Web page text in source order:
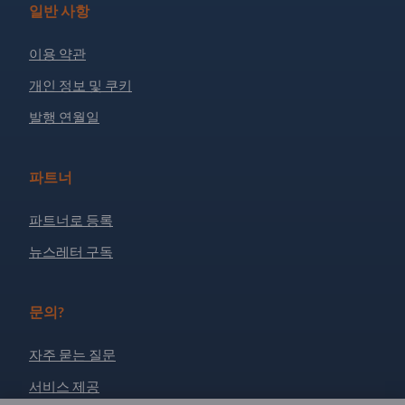
일반 사항
이용 약관
개인 정보 및 쿠키
발행 연월일
파트너
파트너로 등록
뉴스레터 구독
문의?
자주 묻는 질문
서비스 제공